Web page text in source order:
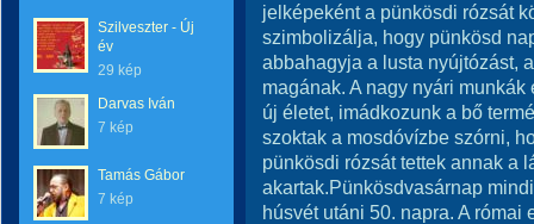
Szilveszter - Új
év
29 kép
Darvas Iván
7 kép
Tamás Gábor
7 kép
jelképeként a pünkösdi rózsát
szimbolizálja, hogy pünkösd
abbahagyja a lusta nyújtózást,
magának. A nagy nyári
új életet, imádkozunk a bő
szoktak a mosdóvízbe szórni,
pünkösdi rózsát tettek annak a
akartak.Pünkösdvasárnap
húsvét utáni 50. napra. A